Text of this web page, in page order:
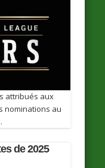
attribués aux
nominations au
de 2025